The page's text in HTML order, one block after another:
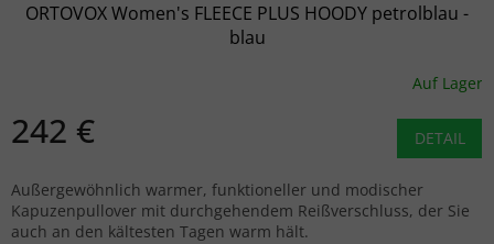
ORTOVOX Women's FLEECE PLUS HOODY petrolblau -
blau
Auf Lager
242 € DETAIL
Außergewöhnlich warmer, funktioneller und modischer
Kapuzenpullover mit durchgehendem Reißverschluss, der Sie
auch an den kältesten Tagen warm hält.